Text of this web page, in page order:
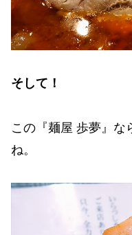
そして！
この『麺屋 歩夢』
ね。